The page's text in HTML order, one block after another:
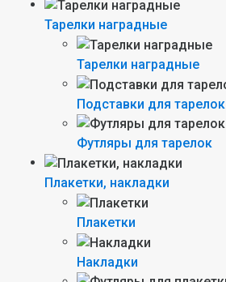
Тарелки наградные
Тарелки наградные
Подставки для тарелок
Футляры для тарелок
Плакетки, накладки
Плакетки
Накладки